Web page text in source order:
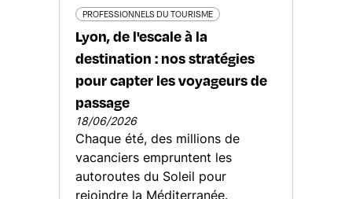
PROFESSIONNELS DU TOURISME
Lyon, de l'escale à la
destination : nos stratégies
pour capter les voyageurs de
passage
18/06/2026
Chaque été, des millions de
vacanciers empruntent les
autoroutes du Soleil pour
rejoindre la Méditerranée.